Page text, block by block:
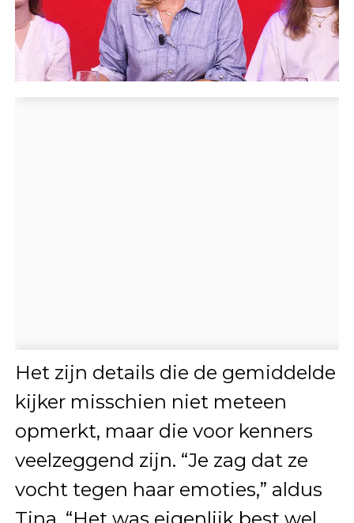
Het zijn details die de gemiddelde
kijker misschien niet meteen
opmerkt, maar die voor kenners
veelzeggend zijn. “Je zag dat ze
vocht tegen haar emoties,” aldus